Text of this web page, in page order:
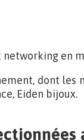
en
dont les
Eiden bijoux.